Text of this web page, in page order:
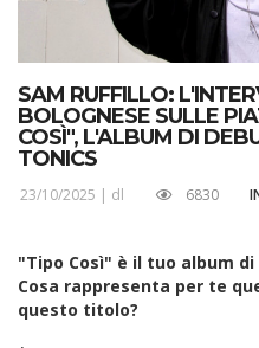
SAM RUFFILLO:
BOLOGNESE SULLE
COSÌ", L'ALBUM DI
TONICS
23/10/2025 | dl 6830
"Tipo Così" è il tuo album
Cosa rappresenta per te
questo titolo?